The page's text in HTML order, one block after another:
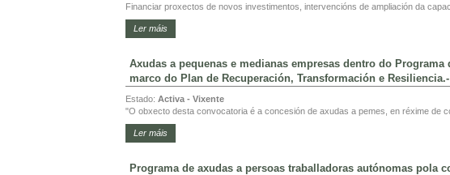
Financiar proxectos de novos investimentos, intervencións de ampliación da
Ler máis
Axudas a pequenas e medianas empresas dentro do
marco do Plan de Recuperación, Transformación e
Estado: Activa - Vixente
"O obxecto desta convocatoria é a concesión de axudas a pemes, en réxime de
Ler máis
Programa de axudas a persoas traballadoras autónomas pola